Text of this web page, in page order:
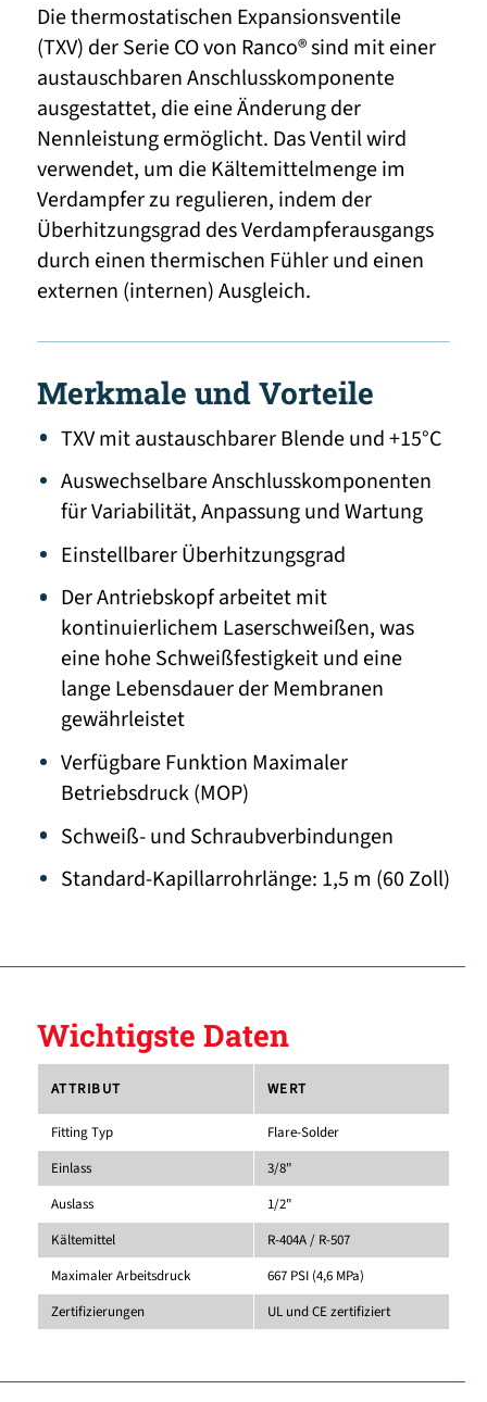
Die thermostatischen Expansionsventile
(TXV) der Serie CO von Ranco® sind mit einer
austauschbaren Anschlusskomponente
ausgestattet, die eine Änderung der
Nennleistung ermöglicht. Das Ventil wird
verwendet, um die Kältemittelmenge im
Verdampfer zu regulieren, indem der
Überhitzungsgrad des Verdampferausgangs
durch einen thermischen Fühler und einen
externen (internen) Ausgleich.
Merkmale und Vorteile
TXV mit austauschbarer Blende und +15°C
Auswechselbare Anschlusskomponenten
für Variabilität, Anpassung und Wartung
Einstellbarer Überhitzungsgrad
Der Antriebskopf arbeitet mit
kontinuierlichem Laserschweißen, was
eine hohe Schweißfestigkeit und eine
lange Lebensdauer der Membranen
gewährleistet
Verfügbare Funktion Maximaler
Betriebsdruck (MOP)
Schweiß- und Schraubverbindungen
Standard-Kapillarrohrlänge: 1,5 m (60 Zoll)
Wichtigste Daten
ATTRIBUT WERT
Fitting Typ
Flare-Solder
Einlass
3/8"
Auslass
1/2"
Kältemittel
R-404A / R-507
Maximaler Arbeitsdruck
667 PSI (4,6 MPa)
Zertifizierungen
UL und CE zertifiziert